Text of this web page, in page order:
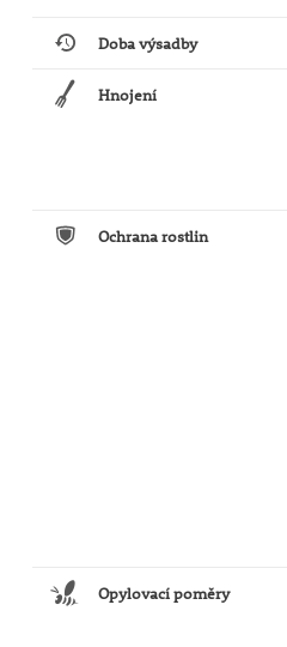
Doba výsadby
Hnojení
Ochrana rostlin
Opylovací poměry